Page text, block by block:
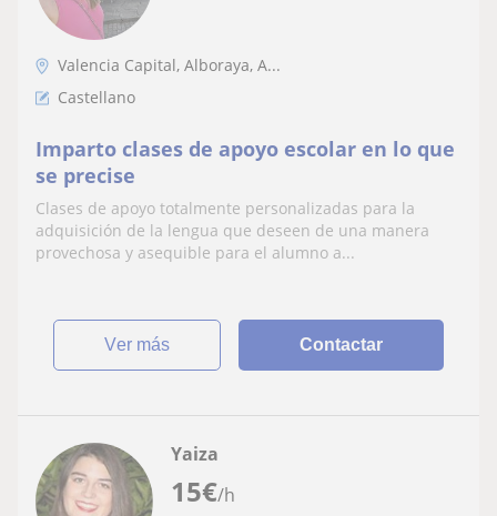
Valencia Capital, Alboraya, A...
Castellano
Imparto clases de apoyo escolar en lo que
se precise
Clases de apoyo totalmente personalizadas para la
adquisición de la lengua que deseen de una manera
provechosa y asequible para el alumno a...
ver más Contactar
15€/h
Yaiza